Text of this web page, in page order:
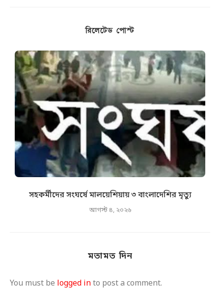
রিলেটেড পোস্ট
সহকর্মীদের সংঘর্ষে মালয়েশিয়ায় ৩ বাংলাদেশির মৃত্যু
আগস্ট ৪, ২০২৬
মতামত দিন
You must be logged into post a comment.